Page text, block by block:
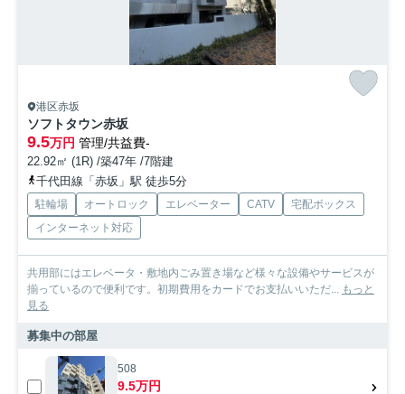
港区赤坂
ソフトタウン赤坂
9.5万円 管理/共益費-
22.92㎡ (1R) /築47年 /7階建
千代田線「赤坂」駅 徒歩5分
駐輪場 オートロック エレベーター CATV
宅配ボックス
インターネット対応
共用部にはエレベータ・敷地内ごみ置き場など様々な設備やサービスが
揃っているので便利です。初期費用をカードでお支払いいただ...
もっと
見る
募集中の部屋
508
9.5万円